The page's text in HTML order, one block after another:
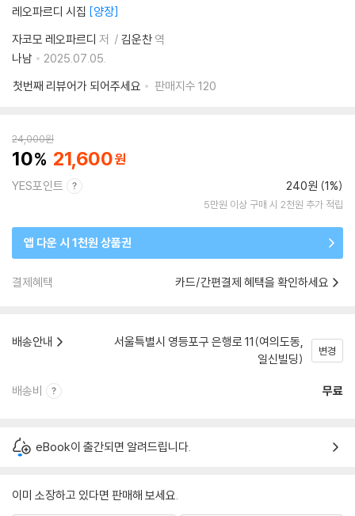
레오파르디 시집 양장
자코모 레오파르디 저 김운찬 역
나남
2025.07.05.
첫번째 리뷰어가 되어주세요
판매지수 120
24,000원
10 21,600
YES포인트 240원 (1%)
5만원 이상 구매 시 2천원 추가 적립
앱 다운 시 1천원 상품권
결제혜택 카드/간편결제 혜택을 확인하세요
배송안내
서울특별시 영등포구 은행로 11(여의도동,
일신빌딩)
변경
배송비 무료
eBook이 출간되면 알려드립니다.
이미 소장하고 있다면 판매해 보세요.